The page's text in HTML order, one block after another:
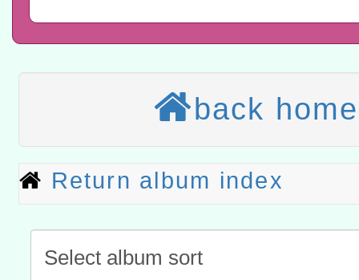
北場」計畫
班」招生簡章及EDM
共融平台-教案暨教學示範
教育部國民及學前教育署
擴大為「滿6個月以上尚
措施，延長至115年9月28
研究院辦理「115年表揚
位及節水達人選拔活動」
115年8月22日(星期六)辦
市孔廟祈福系列活動—儒
航」
2026年桃園地景藝術節教
「2026桃園藝術巡演」活
宜
轉知教育部國民及學前教
灣師範大學辦理「114至
函轉國家教育研究院中心
back home
Return album index